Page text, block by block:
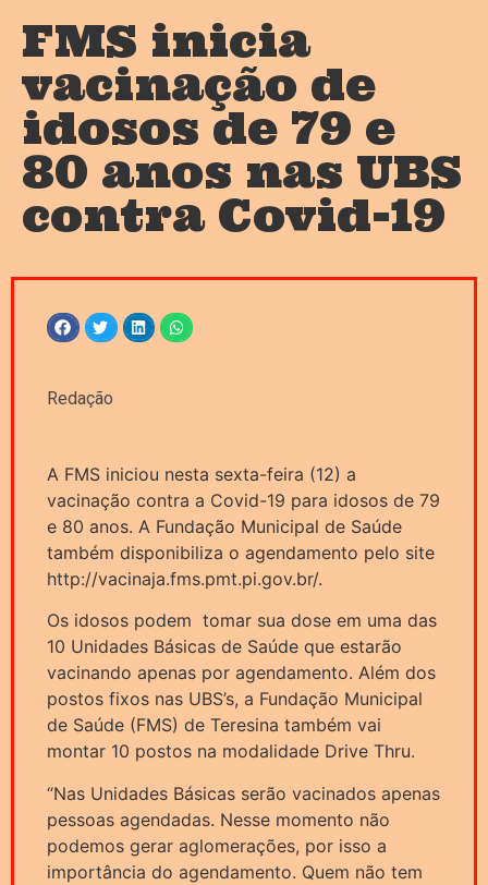
FMS inicia
vacinação de
idosos de 79 e
80 anos nas UBS
contra Covid-19
Redação
A FMS iniciou nesta sexta-feira (12) a
vacinação contra a Covid-19 para idosos de 79
e 80 anos. A Fundação Municipal de Saúde
também disponibiliza o agendamento pelo site
http://vacinaja.fms.pmt.pi.gov.br/.
Os idosos podem tomar sua dose em uma das
10 Unidades Básicas de Saúde que estarão
vacinando apenas por agendamento. Além dos
postos fixos nas UBS’s, a Fundação Municipal
de Saúde (FMS) de Teresina também vai
montar 10 postos na modalidade Drive Thru.
“Nas Unidades Básicas serão vacinados apenas
pessoas agendadas. Nesse momento não
podemos gerar aglomerações, por isso a
importância do agendamento. Quem não tem